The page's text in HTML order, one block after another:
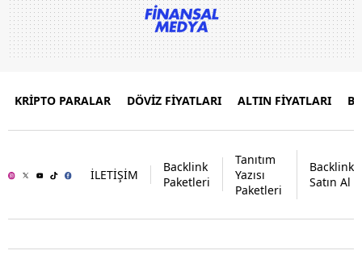
KRİPTO PARALAR DÖVİZ FİYATLARI ALTIN FİYATLARI
İLETİŞİM
Backlink
Paketleri
Tanıtım
Yazısı
Paketleri
Backlink
Satın Al